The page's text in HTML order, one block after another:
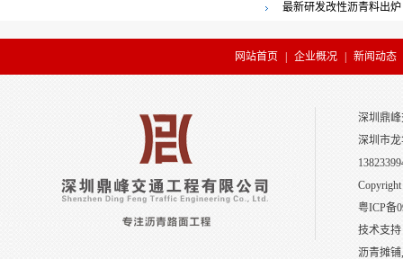
最新研发改性沥青料出炉
网站首页 企业概况 新闻动态
深圳鼎
深圳市
粤ICP备
技术支
沥青摊